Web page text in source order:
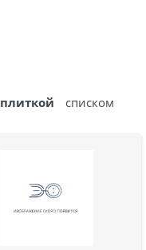
плиткой списком